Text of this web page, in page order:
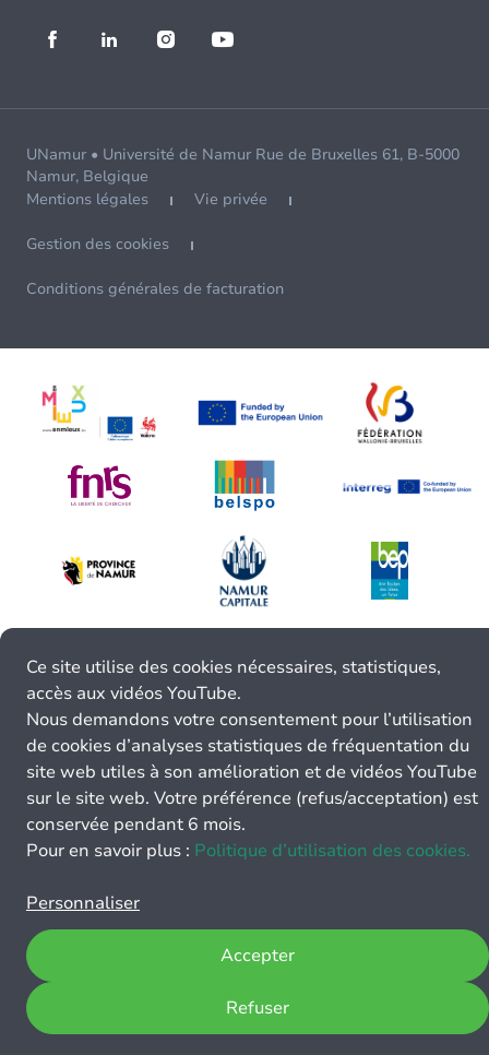
UNamur • Université de Namur Rue de Bruxelles 61, B-5000
Namur, Belgique
Mentions légales
Vie privée
Gestion des cookies
Conditions générales de facturation
Ce site utilise des cookies nécessaires, statistiques,
accès aux vidéos YouTube.
Nous demandons votre consentement pour l’utilisation
de cookies d’analyses statistiques de fréquentation du
site web utiles à son amélioration et de vidéos YouTube
sur le site web. Votre préférence (refus/acceptation) est
conservée pendant 6 mois.
Pour en savoir plus : Politique d’utilisation des cookies.
Personnaliser
Refuser
Accepter